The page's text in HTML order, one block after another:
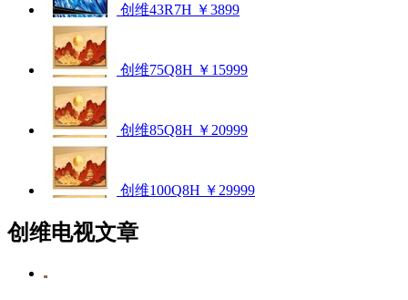
创维43R7H ￥3899
创维75Q8H ￥15999
创维85Q8H ￥20999
创维100Q8H ￥29999
创维电视文章